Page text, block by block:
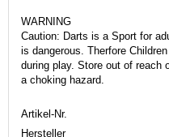
WARNING
Caution: Darts is a Sport for
is dangerous. Therfore
during play. Store out of reach
a choking hazard.
Artikel-Nr.
Hersteller